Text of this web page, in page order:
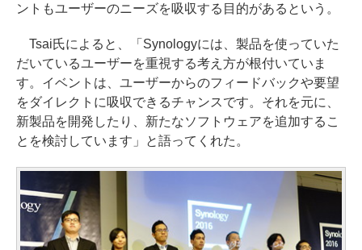
ントもユーザーのニーズを吸収する目的があるという。
Tsai氏によると、「Synologyには、製品を使っていた
だいているユーザーを重視する考え方が根付いていま
す。イベントは、ユーザーからのフィードバックや要望
をダイレクトに吸収できるチャンスです。それを元に、
新製品を開発したり、新たなソフトウェアを追加するこ
とを検討しています」と語ってくれた。